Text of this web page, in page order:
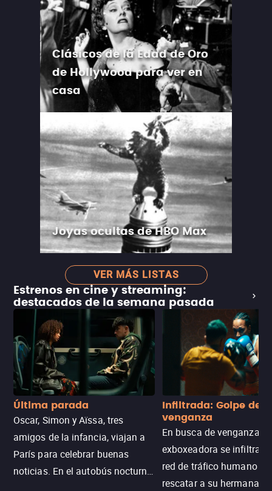
Clásicos de la Edad de Oro
de Hollywood para ver en
casa
Joyas ocultas de HBO Max
VER MÁS LISTAS
Estrenos en cine y streaming:
destacados de la semana pasada
Última parada
Oscar, Simon y Aïssa, tres
amigos de la infancia, viajan a
París para celebrar buenas
noticias. En el autobús nocturno
Infiltrada: Golpe de
venganza
En busca de venganza,
exboxeadora se infiltra
red de tráfico humano
rescatar a su hermana